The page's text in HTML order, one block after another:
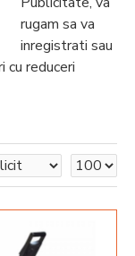
rugam sa va
inregistrati sau
cu reduceri